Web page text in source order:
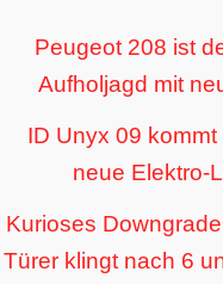
Peugeot 208 ist
Aufholjagd mit
ID Unyx 09
neue Elektro-
Kurioses
Türer klingt nach 6